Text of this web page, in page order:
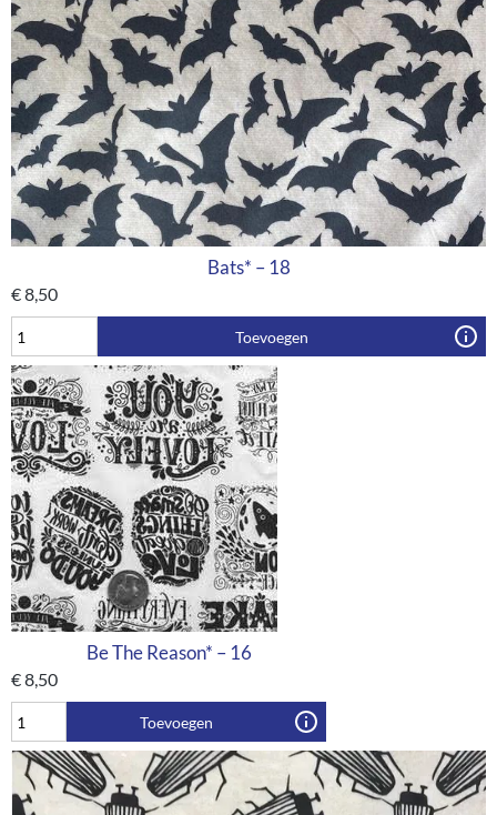
Bats* – 18
€8,50
Toevoegen
Be The Reason* – 16
€8,50
Toevoegen